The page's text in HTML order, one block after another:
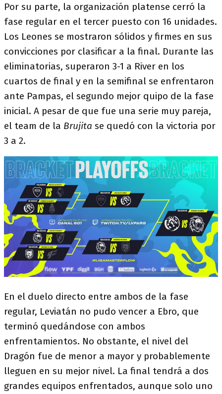
Por su parte, la organización platense cerró la
fase regular en el tercer puesto con 16 unidades.
Los Leones se mostraron sólidos y firmes en sus
convicciones por clasificar a la final. Durante las
eliminatorias, superaron 3-1 a River en los
cuartos de final y en la semifinal se enfrentaron
ante Pampas, el segundo mejor quipo de la fase
inicial. A pesar de que fue una serie muy pareja,
el team de la Brujita se quedó con la victoria por
3 a 2.
En el duelo directo entre ambos de la fase
regular, Leviatán no pudo vencer a Ebro, que
terminó quedándose con ambos
enfrentamientos. No obstante, el nivel del
Dragón fue de menor a mayor y probablemente
lleguen en su mejor nivel. La final tendrá a dos
grandes equipos enfrentados, aunque solo uno